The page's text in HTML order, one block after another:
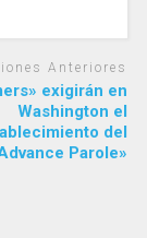
Anteriores
exigirán en
Washington el
del
Parole»